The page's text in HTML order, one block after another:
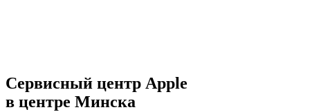
Сервисный центр Apple
в центре Минска